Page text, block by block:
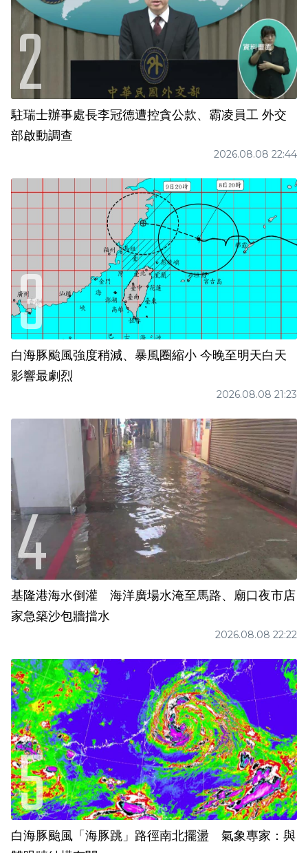
駐瑞士辦事處長李冠德遭控貪公款、霸凌員工 外交
部啟動調查
2026.08.08 22:44
白海豚颱風強度稍減、暴風圈縮小 今晚至明天白天
影響最劇烈
2026.08.08 21:23
基隆港海水倒灌 海洋廣場水淹至馬路、廟口夜市店
家急築沙包牆擋水
2026.08.08 22:22
白海豚颱風「海豚跳」路徑南北擺盪 氣象專家：與